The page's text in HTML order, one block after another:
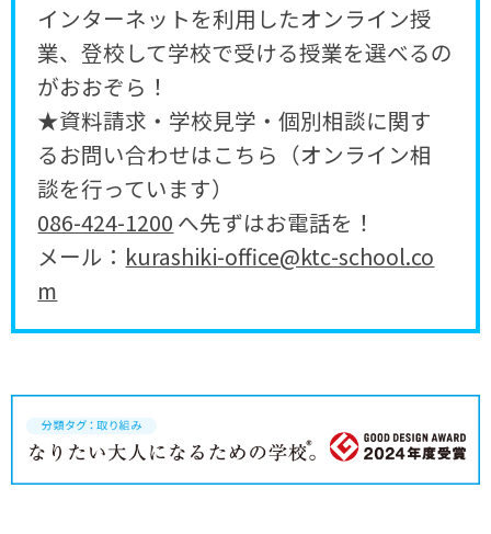
インターネットを利用したオンライン授
業、登校して学校で受ける授業を選べるの
がおおぞら！
★資料請求・学校見学・個別相談に関す
るお問い合わせはこちら（オンライン相
談を行っています）
086-424-1200 へ先ずはお電話を！
メール： kurashiki-office@ktc-school.co
m